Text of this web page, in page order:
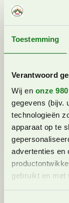
Toestemming
Verantwoord
Wij en onze
gegevens (bijv.
technologieën
apparaat op te
advertenties en
gebruikt en met
Vanaf het
naar het kruis,
hebben wij
Nederlands